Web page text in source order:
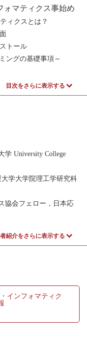
マティクス事始め
ィクスとは？
トール
ングの基礎事項～
力
用
析
較
合性の検定
目次をさらに表示する
学 University College
学大学院理工学研究科
協会フェロー，日本応
and Culture”,
紹介をさらに表示する
インフォマティク